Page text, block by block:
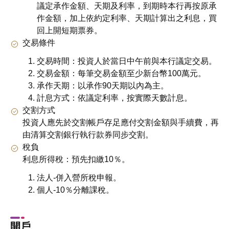
議定承作金額、天期及利率，到期時本行再按原承
作金額，加上依約定利率、天期計算出之利息，買
回上開短期票券。
交易條件
交易時間：投資人於當日中午前與本行議定交易。
交易金額：每筆交易金額至少新台幣100萬元。
承作天期：以承作90天期以內為主。
計息方式：依議定利率，按實際天數計息。
交割方式
投資人應先於交割帳戶存足應付交割金額與手續費，再
由清算交割銀行執行款券同步交割。
稅負
利息所得稅：預先扣繳10％。
法人-併入營所稅申報。
個人-10％分離課稅。
開戶